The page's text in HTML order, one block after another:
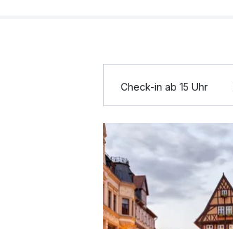
Check-in ab 15 Uhr